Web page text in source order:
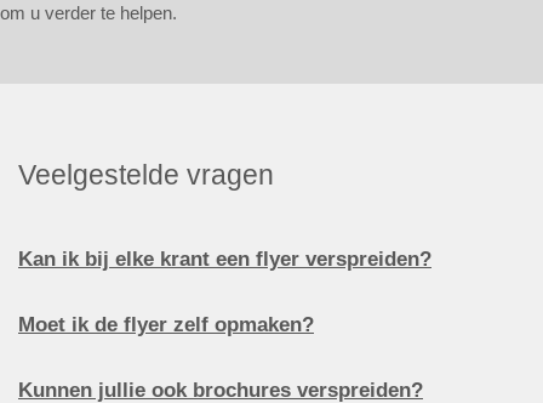
om u verder te helpen.
Veelgestelde vragen
Kan ik bij elke krant een flyer verspreiden?
Moet ik de flyer zelf opmaken?
Kunnen jullie ook brochures verspreiden?